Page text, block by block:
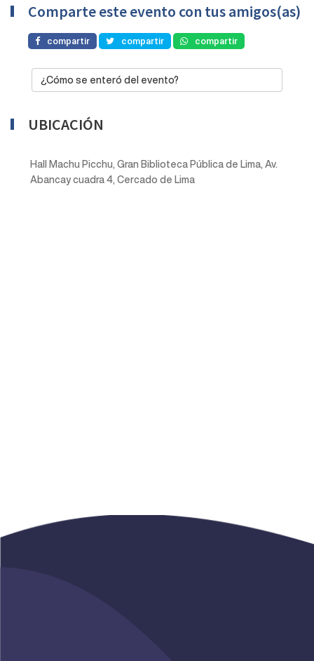
Comparte este evento con tus amigos(as)
compartir compartir compartir
¿Cómo se enteró del evento?
UBICACIÓN
Hall Machu Picchu, Gran Biblioteca Pública de Lima, Av.
Abancay cuadra 4, Cercado de Lima